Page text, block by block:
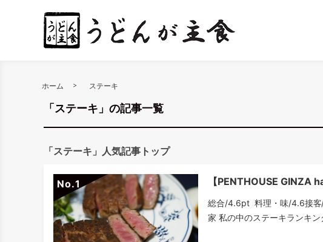
ホーム ステーキ
「ステーキ」の記事一覧
「ステーキ」人気記事トップ
No. 【PENTHOUSE GINZA
総合/4.6pt 料理・味/4.6接客
家 私の中のステーキランキ